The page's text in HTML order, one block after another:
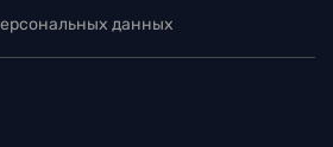
данных